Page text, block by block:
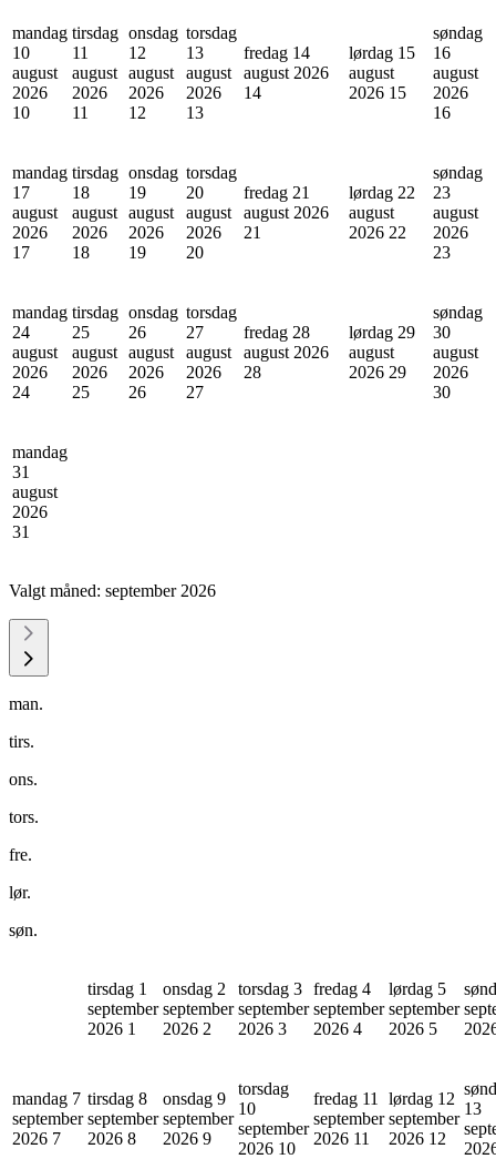
mandag
10
august
2026
10
tirsdag
11
august
2026
11
onsdag
12
august
2026
12
torsdag
13
august
2026
13
fredag 14
august 2026
14
lørdag 15
august
2026 15
søndag
16
august
2026
16
mandag
17
august
2026
17
tirsdag
18
august
2026
18
onsdag
19
august
2026
19
torsdag
20
august
2026
20
fredag 21
august 2026
21
lørdag 22
august
2026 22
søndag
23
august
2026
23
mandag
24
august
2026
24
tirsdag
25
august
2026
25
onsdag
26
august
2026
26
torsdag
27
august
2026
27
fredag 28
august 2026
28
lørdag 29
august
2026 29
søndag
30
august
2026
30
mandag
31
august
2026
31
Valgt måned: september 2026
man.
tirs.
ons.
tors.
fre.
lør.
søn.
tirsdag 1
september
2026 1
onsdag 2
september
2026 2
torsdag 3
september
2026 3
fredag 4
september
2026 4
lørdag 5
september
2026 5
mandag 7
september
2026 7
tirsdag 8
september
2026 8
onsdag 9
september
2026 9
torsdag
10
september
2026 10
fredag 11
september
2026 11
lørdag 12
september
2026 12
13